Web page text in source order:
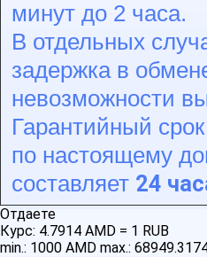
минут до 2 часа.
В отдельных
задержка в
невозможности
Гарантийный
по настоящему
составляет 24
Отдаете
Курс: 4.7914 AMD = 1 RUB
min.: 1000 AMD max.: